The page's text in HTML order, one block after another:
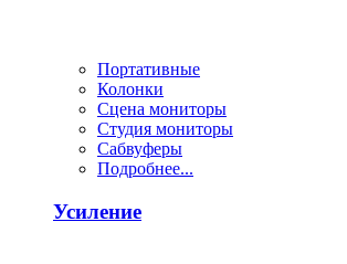
Портативные
Колонки
Сцена мониторы
Студия мониторы
Сабвуферы
Подробнее...
Усиление